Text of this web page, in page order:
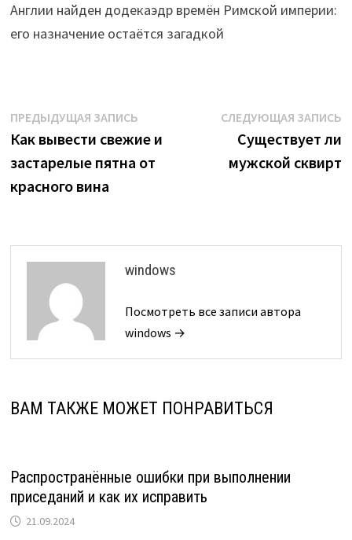
Англии найден додекаэдр времён Римской империи:
его назначение остаётся загадкой
Навигация
по
записям
ПРЕДЫДУЩАЯ ЗАПИСЬПредыдущая
запись:
Как вывести свежие и
застарелые пятна от
красного вина
СЛЕДУЮЩАЯ ЗАПИСЬ
Существует ли
мужской сквирт
windows
Посмотреть все записи автора
windows →
ВАМ ТАКЖЕ МОЖЕТ ПОНРАВИТЬСЯ
Распространённые ошибки при выполнении
приседаний и как их исправить
21.09.2024